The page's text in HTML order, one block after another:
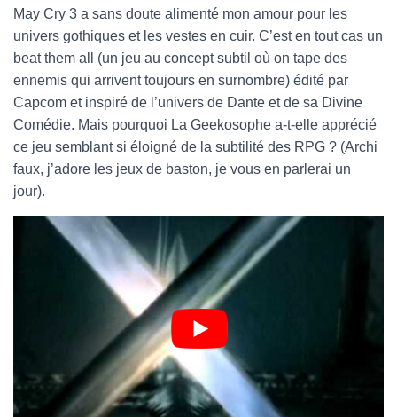
May Cry 3 a sans doute alimenté mon amour pour les
univers gothiques et les vestes en cuir. C’est en tout cas un
beat them all (un jeu au concept subtil où on tape des
ennemis qui arrivent toujours en surnombre) édité par
Capcom et inspiré de l’univers de Dante et de sa Divine
Comédie. Mais pourquoi La Geekosophe a-t-elle apprécié
ce jeu semblant si éloigné de la subtilité des RPG ? (Archi
faux, j’adore les jeux de baston, je vous en parlerai un
jour).